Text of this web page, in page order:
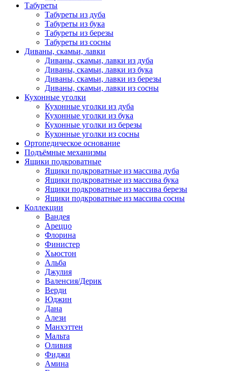
Табуреты
Табуреты из дуба
Табуреты из бука
Табуреты из березы
Табуреты из сосны
Диваны, скамьи, лавки
Диваны, скамьи, лавки из дуба
Диваны, скамьи, лавки из бука
Диваны, скамьи, лавки из березы
Диваны, скамьи, лавки из сосны
Кухонные уголки
Кухонные уголки из дуба
Кухонные уголки из бука
Кухонные уголки из березы
Кухонные уголки из сосны
Ортопедическое основание
Подъёмные механизмы
Ящики подкроватные
Ящики подкроватные из массива дуба
Ящики подкроватные из массива бука
Ящики подкроватные из массива березы
Ящики подкроватные из массива сосны
Коллекции
Вандея
Ареццо
Флорина
Финистер
Хьюстон
Альба
Джулия
Валенсия/Дерик
Верди
Юджин
Дана
Алези
Манхэттен
Мальта
Оливия
Фиджи
Амина